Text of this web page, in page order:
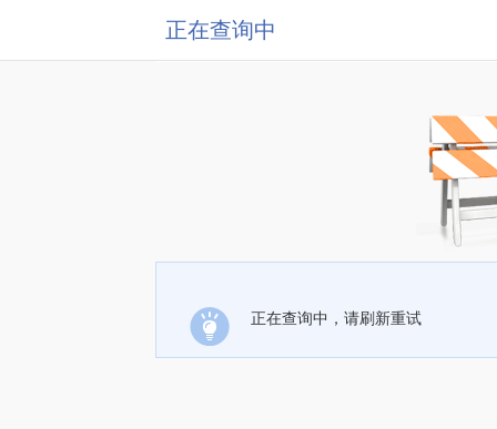
正在查询中
正在查询中，请刷新重试